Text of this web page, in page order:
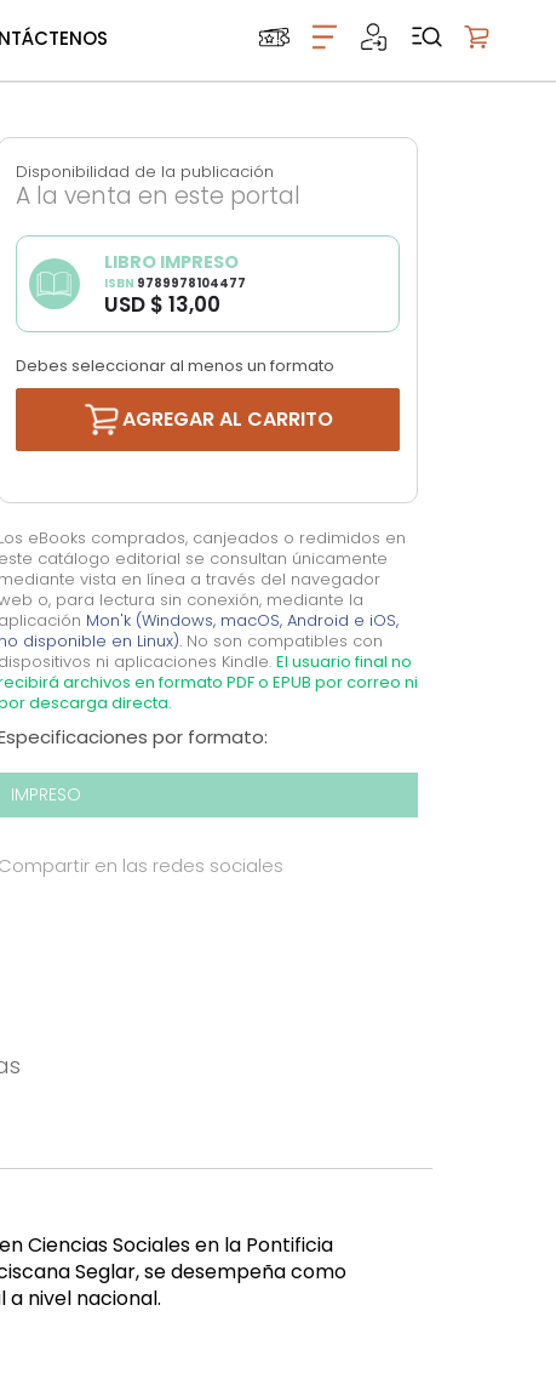
Disponibilidad de la publicación
A la venta en este portal
LIBRO IMPRESO
ISBN 9789978104477
USD $ 13,00
Debes seleccionar al menos un formato
AGREGAR AL CARRITO
Los eBooks comprados, canjeados o redimidos en
este catálogo editorial se consultan únicamente
mediante vista en línea a través del navegador
o, para lectura sin conexión, mediante la
aplicación Mon'k (Windows, macOS, Android e iOS,
no disponible en Linux).No son compatibles con
dispositivos ni aplicaciones Kindle. El usuario final no
archivos en formato PDF o EPUB por correo ni
descarga directa.
por formato:
IMPRESO
Compartir en las redes sociales
Ciencias Sociales en la Pontificia
Seglar, se desempeña como
nivel nacional.